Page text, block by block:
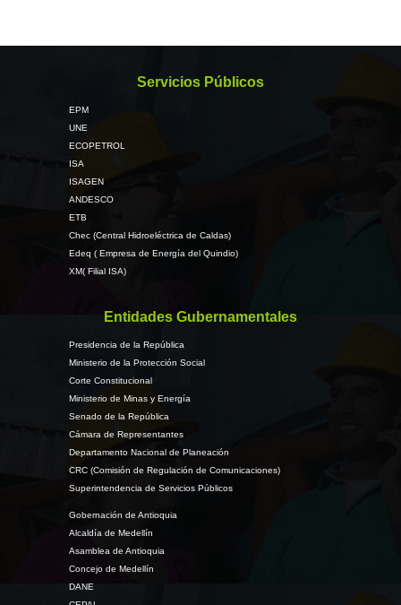
Servicios Públicos
EPM
UNE
ECOPETROL
ISA
ISAGEN
ANDESCO
ETB
Chec (Central Hidroeléctrica de Caldas)
Edeq ( Empresa de Energía del Quindio)
XM( Filial ISA)
Entidades Gubernamentales
Presidencia de la República
Ministerio de la Protección Social
Corte Constitucional
Ministerio de Minas y Energía
Senado de la República
Cámara de Representantes
Departamento Nacional de Planeación
CRC (Comisión de Regulación de Comunicaciones)
Superintendencia de Servicios Públicos
Gobernación de Antioquia
Alcaldía de Medellín
Asamblea de Antioquia
Concejo de Medellín
DANE